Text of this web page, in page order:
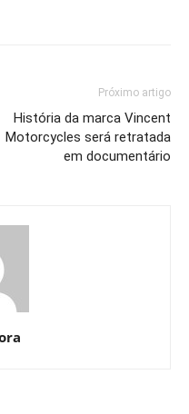
Próximo artigo
História da marca Vincent
Motorcycles será retratada
em documentário